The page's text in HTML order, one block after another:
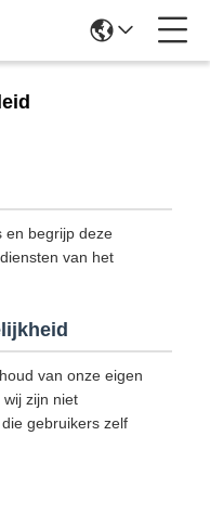
en begrijp deze
van het
van onze eigen
zijn niet
gebruikers zelf